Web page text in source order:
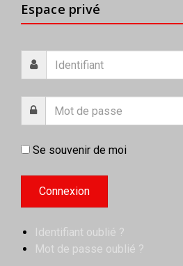
Espace privé
Se souvenir de moi
Identifiant oublié ?
Mot de passe oublié ?